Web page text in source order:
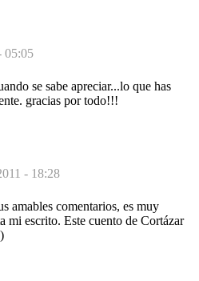
05:05
se sabe apreciar...lo que has
gracias por todo!!!
- 18:28
amables comentarios, es muy
mi escrito. Este cuento de Cortázar